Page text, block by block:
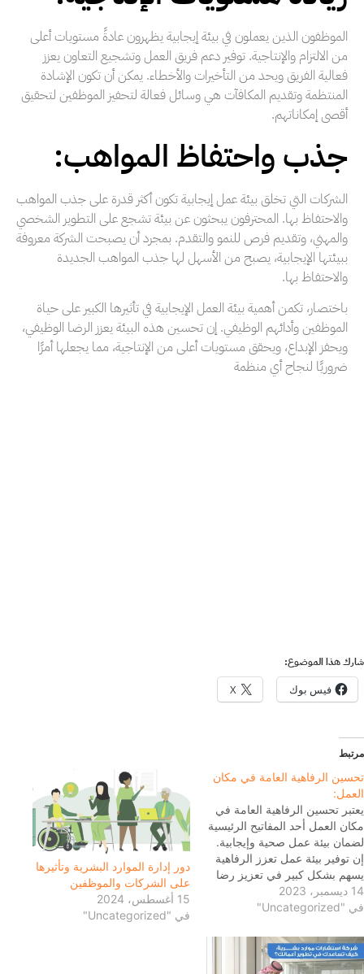
الموظفون الذين يعملون في بيئة إيجابية يظهرون عادةً مستويات أعلى
من الالتزام والإنتاجية. توفير دعم فريق العمل وتشجيع التعاون يعزز
فعالية الفريق ويحد من التأخيرات والأخطاء. يمكن أن تكون الإشادة
المنتظمة وتقديم المكافآت هي وسائل فعالة لتحفيز الموظفين لتحقيق
أقصى إمكاناتهم.
جذب واحتفاظ المواهب:
الشركات التي تخلق بيئة عمل إيجابية تكون أكثر قدرة على جذب المواهب
والاحتفاظ بها. المحترفون يبحثون عن بيئة تشجع على التطوير الشخصي
والمهني، وتقديم فرص للنمو والتقدم. بمجرد أن يصبحت الشركة معروفة
ببيئتها الإيجابية، يصبح من الأسهل لها جذب المواهب الجديدة
والاحتفاظ بها.
باختصار، تكمن أهمية بيئة العمل الإيجابية في تأثيرها الكبير على حياة
الموظفين وأدائهم الوظيفي. إن تحسين هذه البيئة يعزز الرضا الوظيفي،
ويحفز الإبداع، ويحقق مستويات أعلى من الإنتاجية، مما يجعلها أمرًا
ضروريًا لنجاح أي منظمة
شارك هذا الموضوع:
فيس بوك
X
مرتبط
تحسين الرفاهية العامة في مكان
العمل:
يعتبر تحسين الرفاهية العامة في
مكان العمل أحد المفاتيح الرئيسية
لضمان بيئة عمل صحية وإيجابية.
إن توفير بيئة عمل تعزز الرفاهية
يسهم بشكل كبير في تعزيز رضا
الموظفين، زيادة الإنتاجية، وتحقيق
التوازن بين الحياة الشخصية
14 ديسمبر، 2023
في "Uncategorized"
دور إدارة الموارد البشرية وتأثيرها
على الشركات والموظفين
15 أغسطس، 2024
في "Uncategorized"